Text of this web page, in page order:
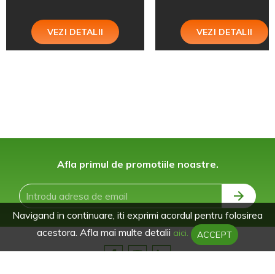
VEZI DETALII VEZI DETALII
Afla primul de promotiile noastre.
Navigand in continuare, iti exprimi acordul pentru folosirea
acestora. Afla mai multe detalii aici. ACCEPT